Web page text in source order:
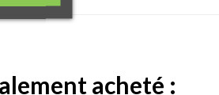
acheté :